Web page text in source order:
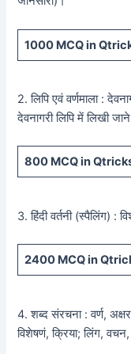
1000 MCQ in
2. लिपि एवं वर्णमाला :
देवनागरी लिपि में लिखी
800 MCQ in
3. हिंदी वर्तनी (स्पैलिंग) :
2400 MCQ in
4. शब्द संरचना : वर्ण,
विशेषणं, क्रिया; लिंग,